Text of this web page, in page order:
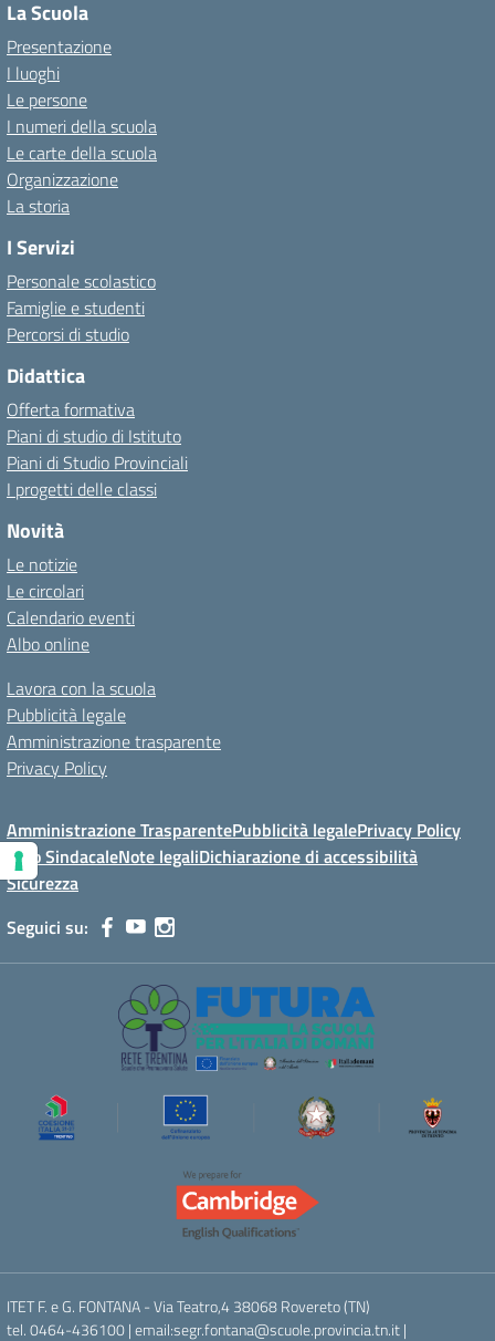
La Scuola
Presentazione
I luoghi
Le persone
I numeri della scuola
Le carte della scuola
Organizzazione
La storia
I Servizi
Personale scolastico
Famiglie e studenti
Percorsi di studio
Didattica
Offerta formativa
Piani di studio di Istituto
Piani di Studio Provinciali
I progetti delle classi
Novità
Le notizie
Le circolari
Calendario eventi
Albo online
Lavora con la scuola
Pubblicità legale
Amministrazione trasparente
Privacy Policy
Amministrazione TrasparentePubblicità legalePrivacy Policy
Albo SindacaleNote legaliDichiarazione di accessibilità
Sicurezza
Seguici su:
ITET F. e G. FONTANA - Via Teatro,4 38068 Rovereto (TN)
tel. 0464-436100 | email:segr.fontana@scuole.provincia.tn.it |